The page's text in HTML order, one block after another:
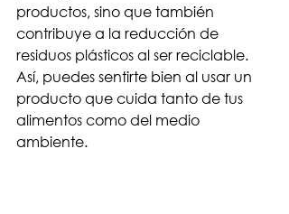
productos, sino que también
contribuye a la reducción de
residuos plásticos al ser reciclable.
Así, puedes sentirte bien al usar un
producto que cuida tanto de tus
alimentos como del medio
ambiente.